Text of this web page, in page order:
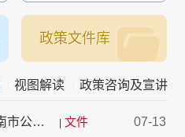
政策文件库
视图解读 政策咨询及宣讲
【文字解读】淮南市人民政府办公室关于印发《淮南市公共数据资源 授权运营实施方案》的通知 文件 07-13